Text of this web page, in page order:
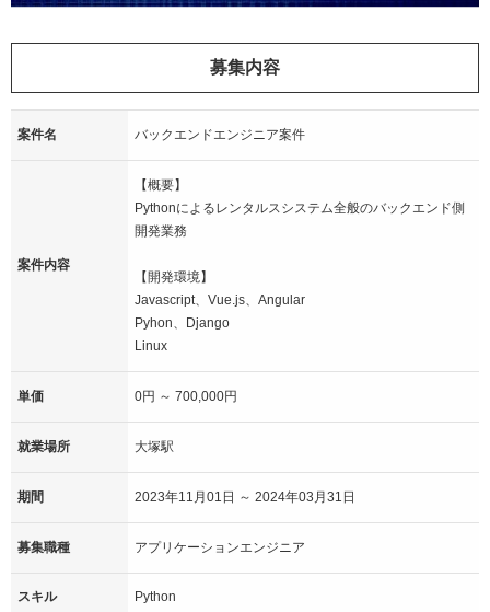
募集内容
案件名 バックエンドエンジニア案件
案件内容
【概要】
Pythonによるレンタルスシステム全般のバックエンド側
開発業務
【開発環境】
Javascript、Vue.js、Angular
Pyhon、Django
Linux
単価 0円 ～ 700,000円
就業場所 大塚駅
期間 2023年11月01日 ～ 2024年03月31日
募集職種 アプリケーションエンジニア
スキル Python